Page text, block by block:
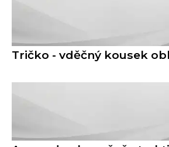
Tričko - vděčný kousek